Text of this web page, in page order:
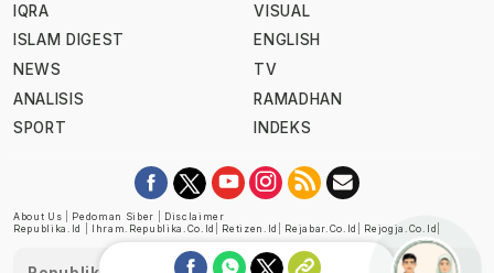
IQRA
ISLAM DIGEST
NEWS
ANALISIS
SPORT
VISUAL
ENGLISH
TV
RAMADHAN
INDEKS
About Us Pedoman Siber
Disclaimer
Republika.id
Ihram.republika.co.id Retizen.id Rejabar.co.id Rejogja.co.id